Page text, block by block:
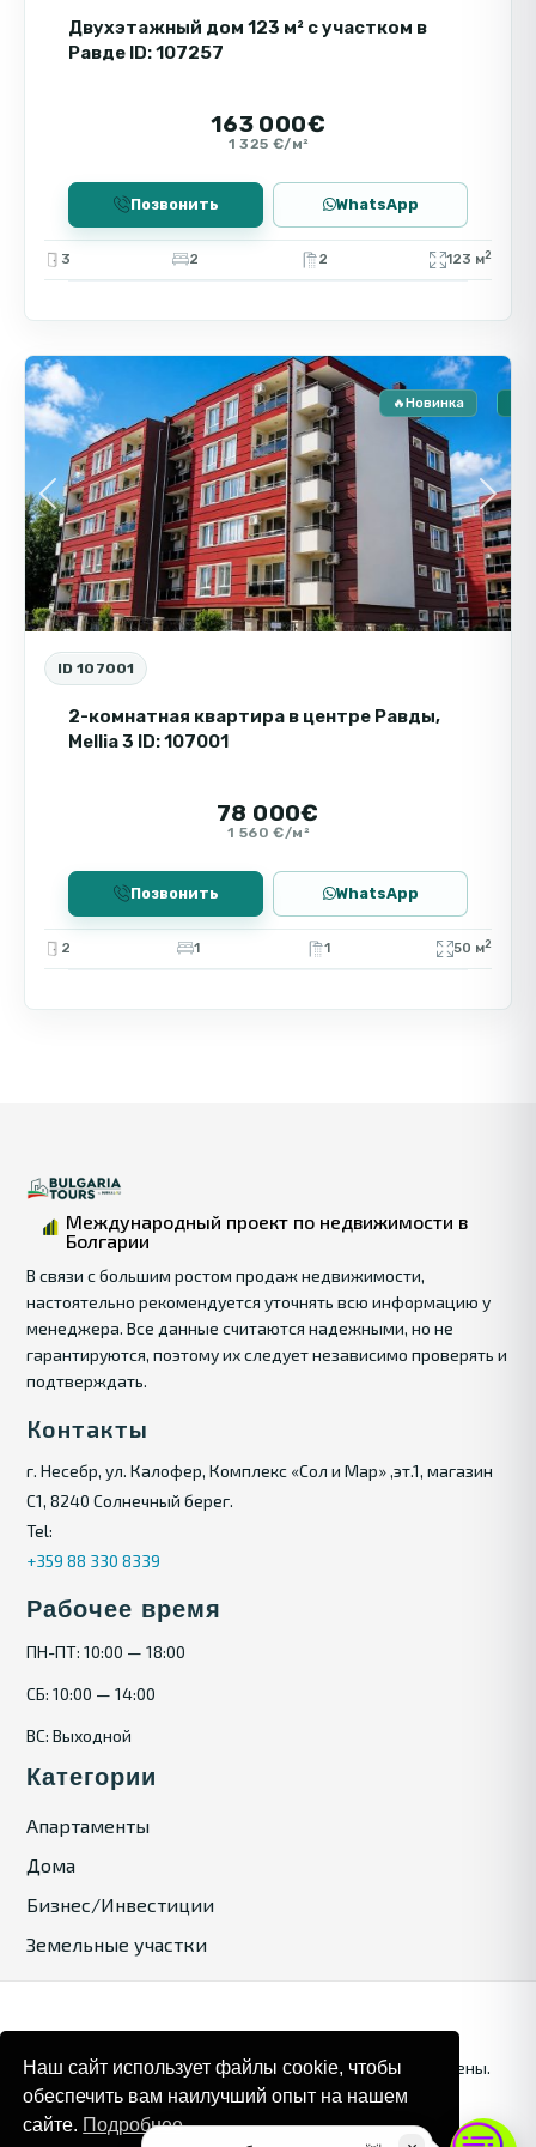
Двухэтажный дом 123 м² с участком в
Равде ID: 107257
163 000€
1 325 €/м²
Позвонить WhatsApp
3 2 2 123 м2
Previous Next
🔥Новинка
ID 107001
2-комнатная квартира в центре Равды,
Mellia 3 ID: 107001
78 000€
1 560 €/м²
Позвонить WhatsApp
2 1 1 50 м2
Международный проект по недвижимости в
Болгарии
В связи с большим ростом продаж недвижимости,
настоятельно рекомендуется уточнять всю информацию у
менеджера. Все данные считаются надежными, но не
гарантируются, поэтому их следует независимо проверять и
подтверждать.
Контакты
г. Несебр, ул. Калофер, Комплекс «Сол и Мар» ,эт.1, магазин
С1, 8240 Солнечный берег.
Tel:
+359 88 330 8339
Рабочее время
ПН-ПТ: 10:00 — 18:00
СБ: 10:00 — 14:00
ВС: Выходной
Категории
Апартаменты
Дома
Бизнес/Инвестиции
Земельные участки
© 2025. Bulgaria Tours by Inrealr4u. Все права зашищены.
Карта сайта Политика конфиденциальности
Наш сайт использует файлы cookie, чтобы
обеспечить вам наилучший опыт на нашем
сайте. Подробнее